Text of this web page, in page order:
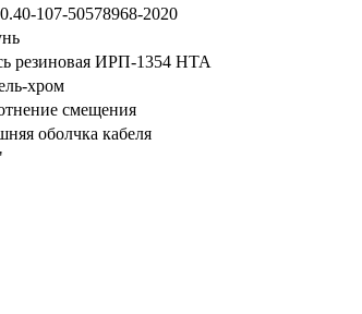
107-50578968-2020
резиновая ИРП-1354 НТА
хром
смещения
оболчка кабеля